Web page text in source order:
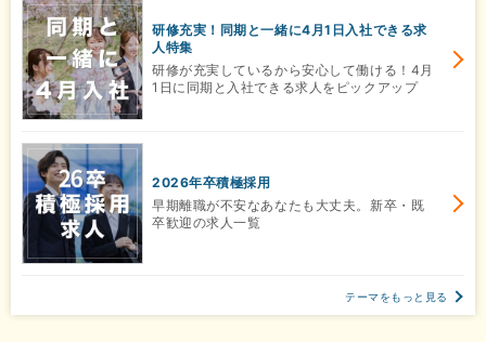
研修充実！同期と一緒に4月1日入社できる求
人特集
研修が充実しているから安心して働ける！4月
1日に同期と入社できる求人をピックアップ
2026年卒積極採用
早期離職が不安なあなたも大丈夫。新卒・既
卒歓迎の求人一覧
テーマをもっと見る